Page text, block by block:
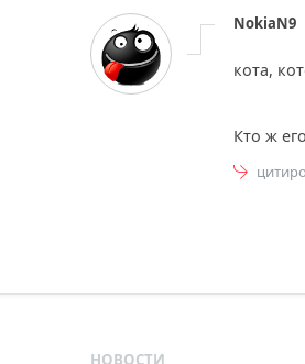
NokiaN9
кота,
Кто ж
НОВОСТИ